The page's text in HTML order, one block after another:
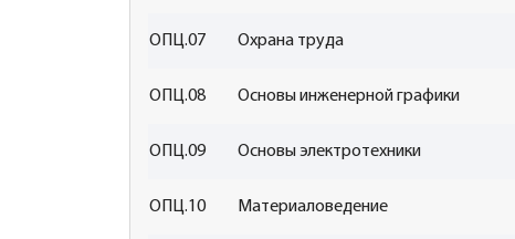
ОПЦ.07 Охрана труда
ОПЦ.08 Основы инженерной графики
ОПЦ.09 Основы электротехники
ОПЦ.10 Материаловедение